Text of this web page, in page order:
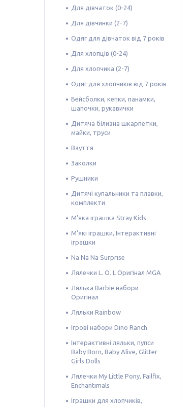
Для дівчаток (0-24)
Для дівчинки (2-7)
Одяг для дівчаток від 7 років
Для хлопців (0-24)
Для хлопчика (2-7)
Одяг для хлопчиків від 7 років
Бейсболки, кепки, панамки,
шапочки, рукавички
Дитяча білизна шкарпетки,
майки, труси
Взуття
Заколки
Рушники
Дитячі купальники та плавки,
комплекти
М'яка іграшка Stray Kids
М'які іграшки, Інтерактивні
іграшки
Na Na Na Surprise
Лялечки L. O. L Оригінал MGA
Лялька Barbie набори
Оригінал
Ляльки Rainbow
Ігрові набори Dino Ranch
Інтерактивні ляльки, пупси
Baby Born, Baby Alive, Glitter
Girls Dolls
Лялечки My Little Pony, Failfix,
Enchantimals
Іграшки для хлопчиків,